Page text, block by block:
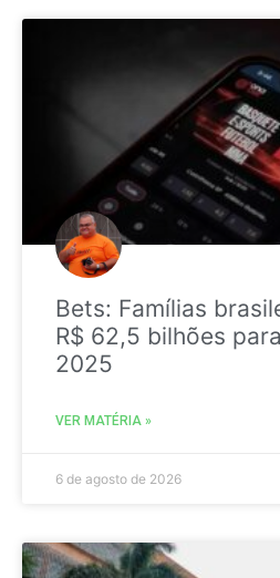
Bets: Famílias
R$ 62,5 bilhões
2025
VER MATÉRIA »
6 de agosto de 2026